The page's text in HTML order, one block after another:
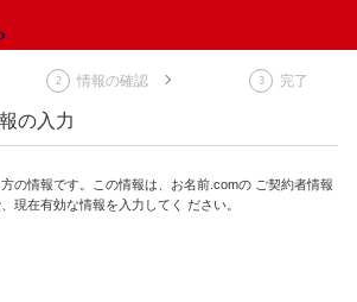
情報の確認 完了
の入力
の情報です。この情報は、お名前.comの ご契約者情報
現在有効な情報を入力してく ださい。